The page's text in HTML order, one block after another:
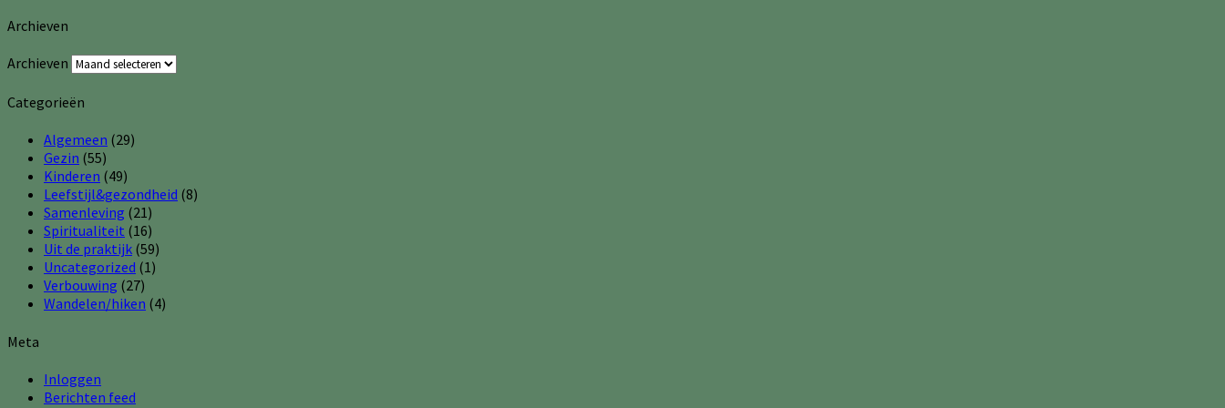
Archieven
Archieven
Categorieën
Algemeen (29)
Gezin (55)
Kinderen (49)
Leefstijl&gezondheid (8)
Samenleving (21)
Spiritualiteit (16)
Uit de praktijk (59)
Uncategorized (1)
Verbouwing (27)
Wandelen/hiken (4)
Meta
Inloggen
Berichten feed